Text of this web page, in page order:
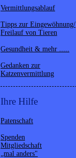
Vermittlungsablauf
Tipps zur Eingewöhnung/
Freilauf von Tieren
Gesundheit & mehr .....
Gedanken zur
Katzenvermittlung
Ihre Hilfe
Patenschaft
Spenden
Mitgliedschaft
„mal anders"